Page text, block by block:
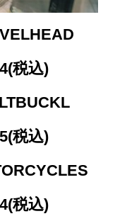
税込)
税込)
税込)